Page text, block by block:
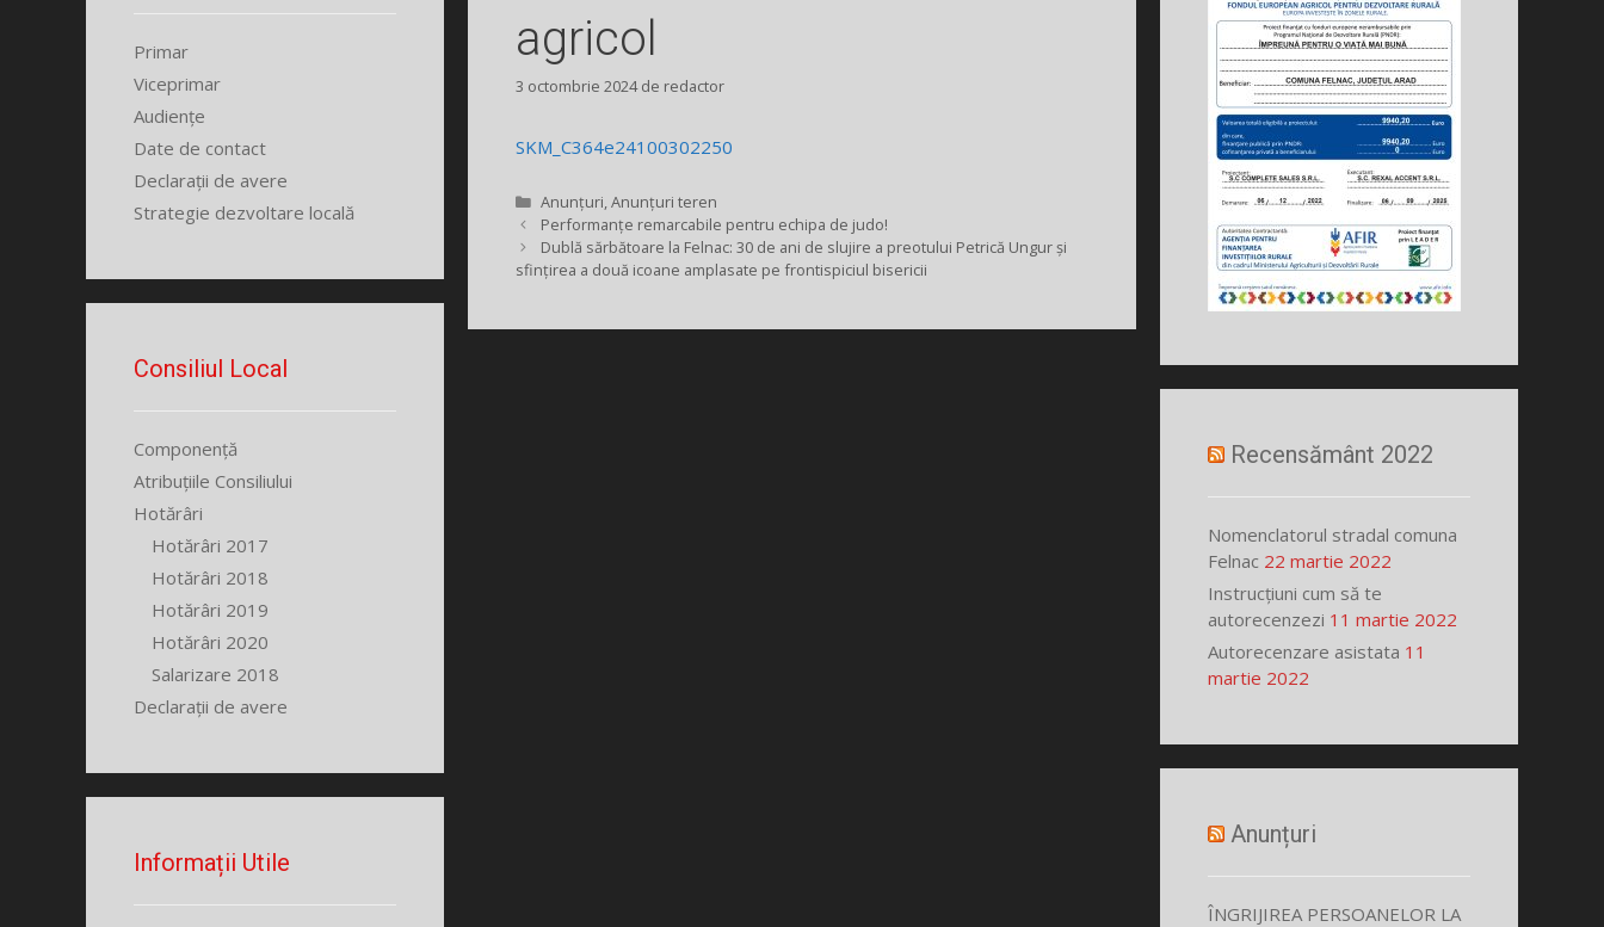
agricol
3 octombrie 2024 de redactor
SKM_C364e24100302250
Categorii
Anunțuri,Anunțuri teren
Performanțe remarcabile pentru echipa de judo!
Dublă sărbătoare la Felnac: 30 de ani de slujire a preotului Petrică Ungur și
sfințirea a două icoane amplasate pe frontispiciul bisericii
Primar
Viceprimar
Audiențe
Date de contact
Declarații de avere
Strategie dezvoltare locală
Consiliul Local
Componență
Atribuțiile Consiliului
Hotărâri
Hotărâri 2017
Hotărâri 2018
Hotărâri 2019
Hotărâri 2020
Salarizare 2018
Declarații de avere
Informații Utile
Recensământ 2022
Nomenclatorul stradal comuna
Felnac 22 martie 2022
Instrucțiuni cum să te
autorecenzezi 11 martie 2022
Autorecenzare asistata 11
martie 2022
Anunțuri
ÎNGRIJIREA PERSOANELOR LA